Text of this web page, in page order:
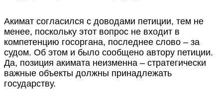
Акимат согласился с доводами петиции, тем не
менее, поскольку этот вопрос не входит в
компетенцию госоргана, последнее слово – за
судом. Об этом и было сообщено автору петиции.
Да, позиция акимата неизменна – стратегически
важные объекты должны принадлежать
государству.